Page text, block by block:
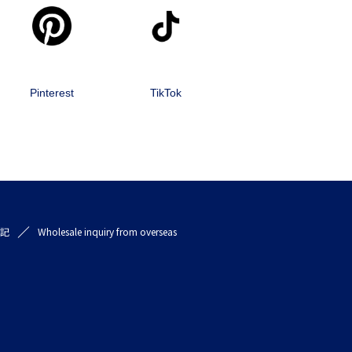
Pinterest TikTok
Wholesale inquiry from overseas